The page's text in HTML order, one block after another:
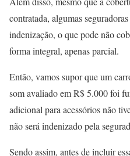
contratada, algumas
indenização, o que pode não
forma integral, apenas parcial.
Então, vamos supor que um
som avaliado em R$ 5.000 foi
adicional para acessórios não
não será indenizado pela
Sendo assim, antes de incluir